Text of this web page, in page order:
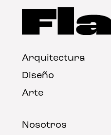
Arquitectura
Diseño
Arte
Nosotros